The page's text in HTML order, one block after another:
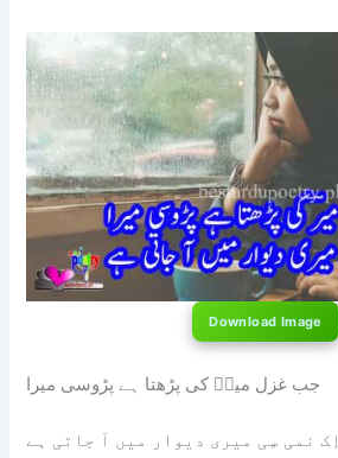
Download Image
جب غزل میرؔ کی پڑھتا ہے پڑوسی میرا
اِک نمی سِی میری دیوار میں آ جاتی ہے